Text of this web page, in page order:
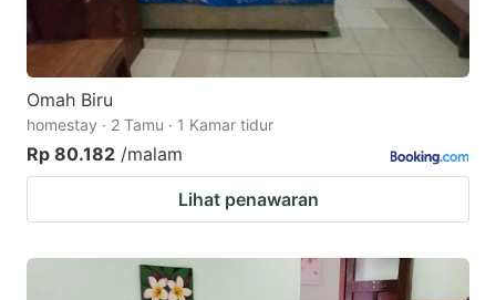
Omah Biru
homestay · 2 Tamu · 1 Kamar tidur
Rp 80.182 /malam
Lihat penawaran